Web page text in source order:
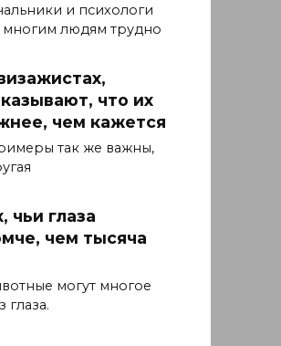
и психологи
многим людям трудно
что их
чем кажется
так же важны,
чьи глаза
чем тысяча
могут многое
глаза.